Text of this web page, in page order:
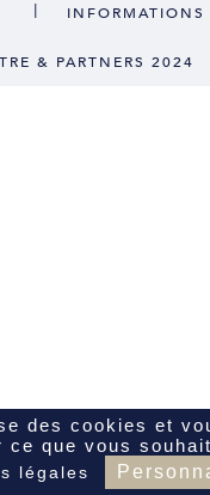
| INFORMATIONS
& PARTNERS 2024
des cookies et
ce que vous
légales